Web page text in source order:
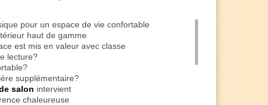
pour un espace de vie confortable
haut de gamme
est mis en valeur avec classe
lecture?
supplémentaire?
salon intervient
chaleureuse